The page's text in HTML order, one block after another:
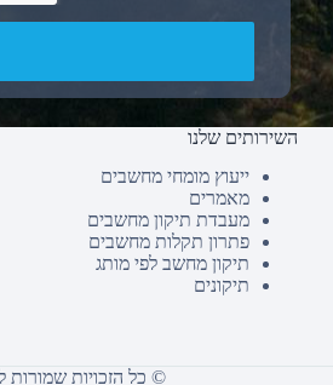
השירותים שלנו
ייעוץ מומחי מחשבים
מאמרים
מעבדת תיקון מחשבים
פתרון תקלות מחשבים
תיקון מחשב לפי מותג
תיקונים
© כל הזכויות שמורות לאתר 938